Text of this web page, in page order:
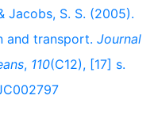
Jacobs, S. S. (2005).
and transport. Journal
, 110(C12), [17] s.